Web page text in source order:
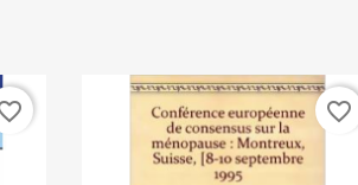
favorite_border